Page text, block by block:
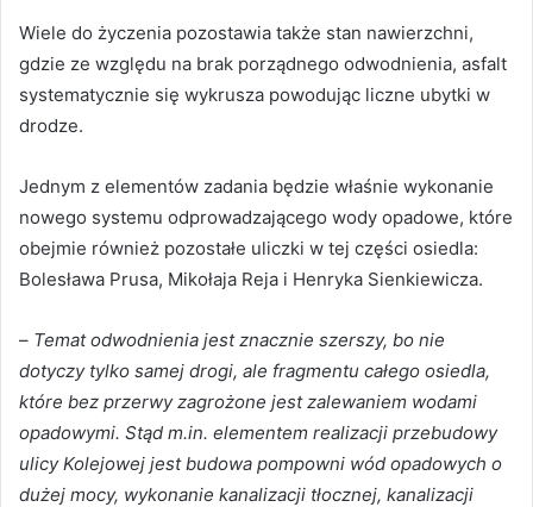
Wiele do życzenia pozostawia także stan nawierzchni,
gdzie ze względu na brak porządnego odwodnienia, asfalt
systematycznie się wykrusza powodując liczne ubytki w
drodze.
Jednym z elementów zadania będzie właśnie wykonanie
nowego systemu odprowadzającego wody opadowe, które
obejmie również pozostałe uliczki w tej części osiedla:
Bolesława Prusa, Mikołaja Reja i Henryka Sienkiewicza.
– Temat odwodnienia jest znacznie szerszy, bo nie
dotyczy tylko samej drogi, ale fragmentu całego osiedla,
które bez przerwy zagrożone jest zalewaniem wodami
opadowymi. Stąd m.in. elementem realizacji przebudowy
ulicy Kolejowej jest budowa pompowni wód opadowych o
dużej mocy, wykonanie kanalizacji tłocznej, kanalizacji